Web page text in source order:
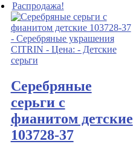
Распродажа!
Серебряные
серьги с
фианитом детские
103728-37